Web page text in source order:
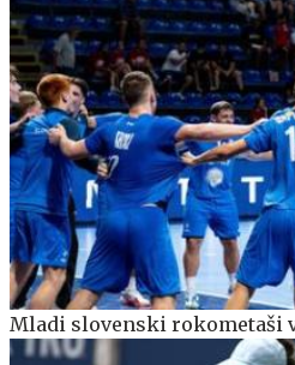
Mladi slovenski rokometaši